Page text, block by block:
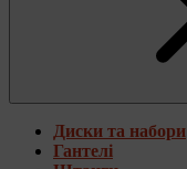
Диски та набори
Гантелі